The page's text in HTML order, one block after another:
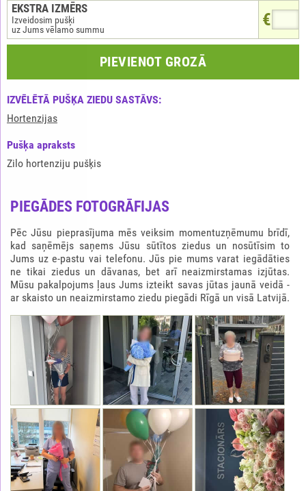
€
EKSTRA IZMĒRS
Izveidosim pušķi
uz Jums vēlamo summu
PIEVIENOT GROZĀ
IZVĒLĒTĀ PUŠĶA ZIEDU SASTĀVS:
Hortenzijas
Pušķа apraksts
Zilo hortenziju pušķis
PIEGĀDES FOTOGRĀFIJAS
Pēc Jūsu pieprasījuma mēs veiksim momentuzņēmumu brīdī,
kad saņēmējs saņems Jūsu sūtītos ziedus un nosūtīsim to
Jums uz e-pastu vai telefonu. Jūs pie mums varat iegādāties
ne tikai ziedus un dāvanas, bet arī neaizmirstamas izjūtas.
Mūsu pakalpojums ļaus Jums izteikt savas jūtas jaunā veidā -
ar skaisto un neaizmirstamo ziedu piegādi Rīgā un visā Latvijā.